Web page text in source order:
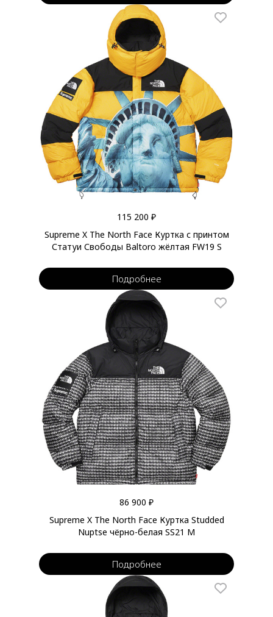
115 200 ₽
Supreme X The North Face Куртка с принтом
Статуи Свободы Baltoro жёлтая FW19 S
Подробнее
86 900 ₽
Supreme X The North Face Куртка Studded
Nuptse чёрно-белая SS21 M
Подробнее